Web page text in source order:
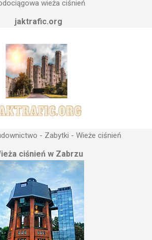
wieża ciśnień
jaktrafic.org
- Zabytki - Wieże ciśnień
ciśnień w Zabrzu